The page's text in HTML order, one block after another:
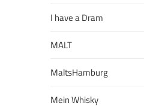
I have a Dram
MALT
MaltsHamburg
Mein Whisky